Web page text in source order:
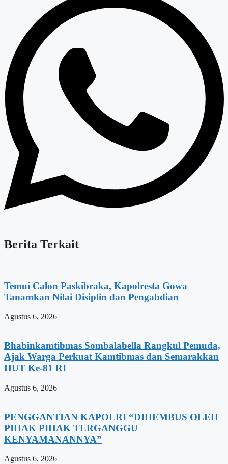
Berita Terkait
Temui Calon Paskibraka, Kapolresta Gowa
Tanamkan Nilai Disiplin dan Pengabdian
Agustus 6, 2026
Bhabinkamtibmas Sombalabella Rangkul Pemuda,
Ajak Warga Perkuat Kamtibmas dan Semarakkan
HUT Ke-81 RI
Agustus 6, 2026
PENGGANTIAN KAPOLRI “DIHEMBUS OLEH
PIHAK PIHAK TERGANGGU
KENYAMANANNYA”
Agustus 6, 2026